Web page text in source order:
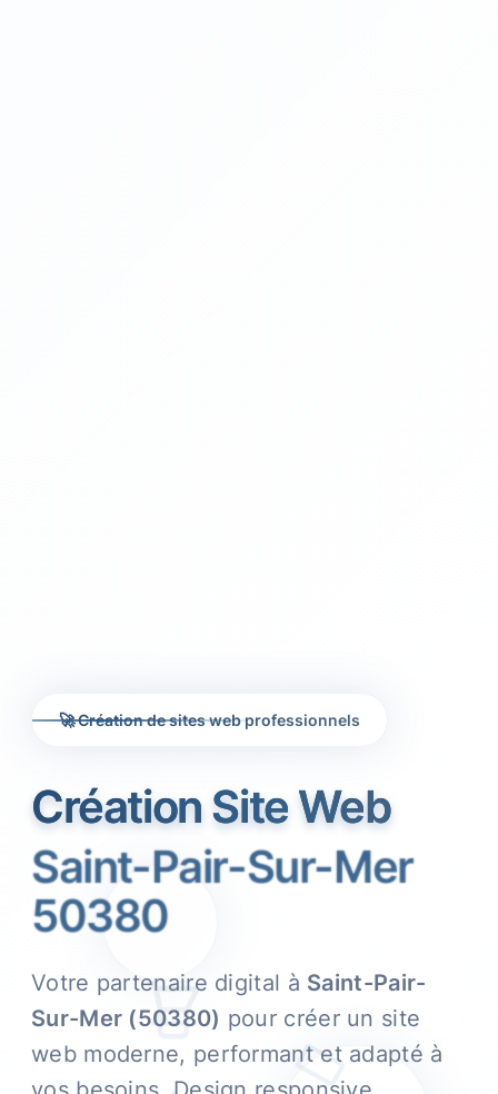
🚀 Création de sites web professionnels
Création Site Web
Saint-Pair-Sur-Mer
50380
Votre partenaire digital à Saint-Pair-
Sur-Mer (50380) pour créer un site
web moderne, performant et adapté à